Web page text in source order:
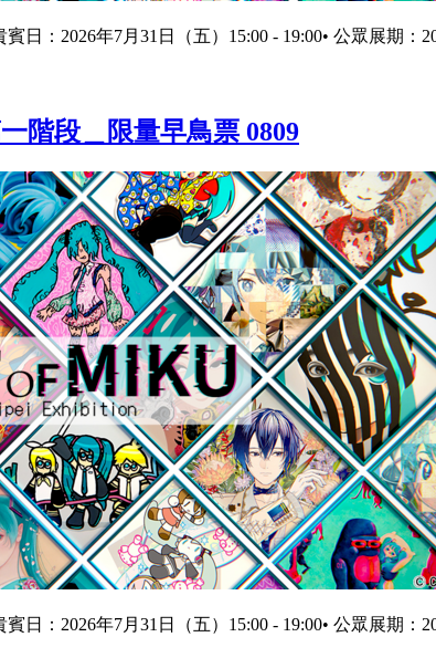
賓日：2026年7月31日（五）15:00 - 19:00• 公眾展期
階段＿限量早鳥票 0809
賓日：2026年7月31日（五）15:00 - 19:00• 公眾展期